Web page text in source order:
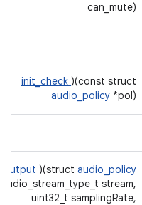
can_mute)
init_check )(const struct
audio_policy *pol)
)(struct audio_policy
stream,
uint32_t samplingRate,